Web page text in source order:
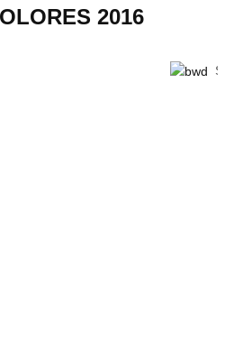
2016
Set